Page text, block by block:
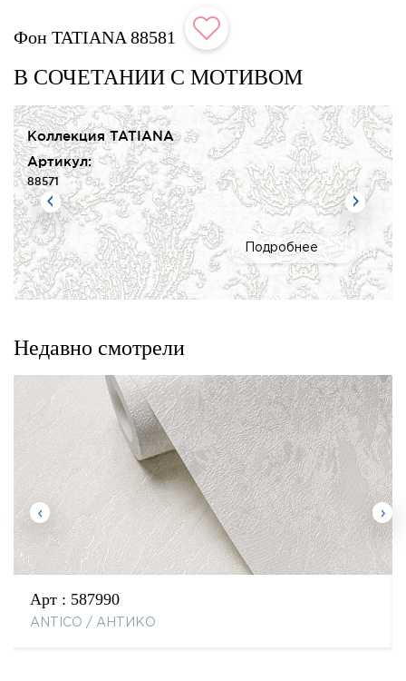
Фон TATIANA 88581
В СОЧЕТАНИИ С МОТИВОМ
Коллекция TATIANA
Артикул:
88571
Подробнее
Недавно смотрели
Арт : 587990
ANTICO / АНТИКО